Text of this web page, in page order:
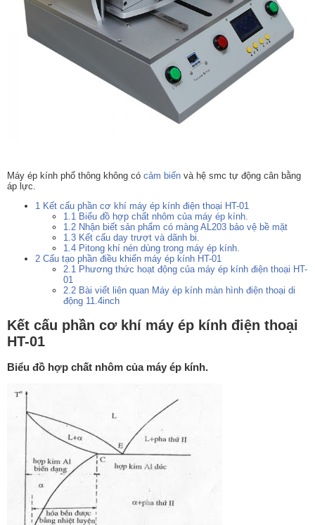
Máy ép kính phổ thông không có cảm biến và hệ smc tự động cân bằng
áp lực.
1 Kết cấu phần cơ khí máy ép kính điện thoại HT-01
1.1 Biểu đồ hợp chất nhôm của máy ép kính.
1.2 Nhận biết sản phẩm có màng AL203 bảo vệ bề mặt
1.3 Kết cấu day trượt và dãnh bi.
1.4 Pitong khí nén dùng trong máy ép kính.
2 Cấu tạo phần điều khiển máy ép kính HT-01
2.1 Phương thức hoạt động của máy ép kính điện thoại HT-
01
2.2 Bài viết liên quan Máy ép kính màn hình điện thoại di
động 11.4inch
Kết cấu phần cơ khí máy ép kính điện thoại
HT-01
Biểu đồ hợp chất nhôm của máy ép kính.